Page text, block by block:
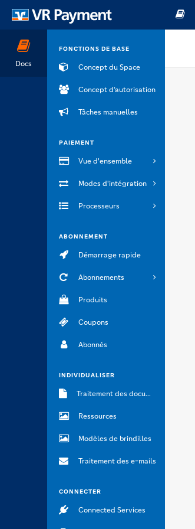
Docs
FONCTIONS DE BASE
Concept du Space
Concept d’autorisation
Tâches manuelles
PAIEMENT
Vue d'ensemble
Modes d'intégration
Processeurs
ABONNEMENT
Démarrage rapide
Abonnements
Produits
Coupons
Abonnés
INDIVIDUALISER
Traitement des documents
Ressources
Modèles de brindilles
Traitement des e-mails
CONNECTER
Connected Services